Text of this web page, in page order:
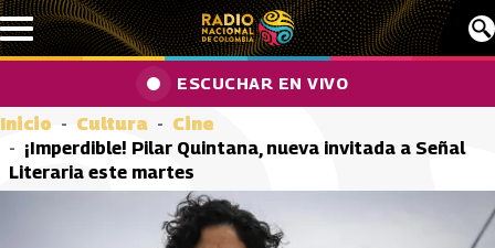
Pasar al contenido principal
ESCUCHAR EN VIVO
Inicio Cultura
Cine
¡Imperdible! Pilar Quintana, nueva invitada a Señal
Literaria este martes